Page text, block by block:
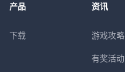
产品
下载
资讯
游戏攻略
有奖活动